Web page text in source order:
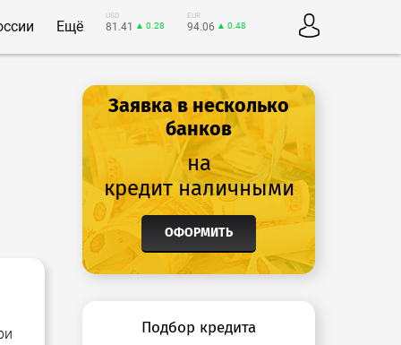
Ещё
USD
81.41 ▲ 0.28
EUR
94.06 ▲ 0.48
Заявка в несколько
банков
на
кредит наличными
ОФОРМИТЬ
Подбор кредита